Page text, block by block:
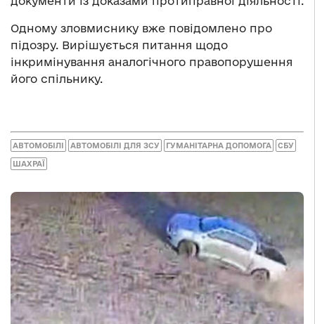
Одному зловмиснику вже повідомлено про
підозру. Вирішується питання щодо
інкримінування аналогічного правопорушення
його спільнику.
АВТОМОБІЛІ АВТОМОБІЛІ ДЛЯ ЗСУ ГУМАНІТАРНА ДОПОМОГА СБУ
ШАХРАЇ